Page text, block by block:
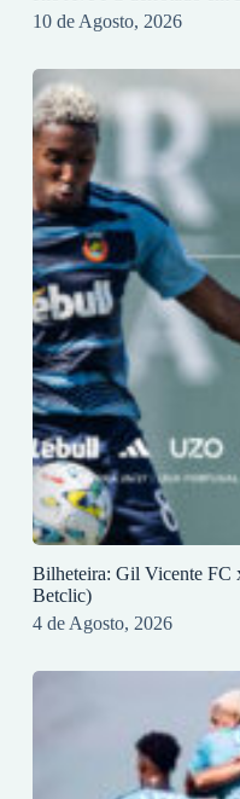
10 de Agosto, 2026
Bilheteira: Gil Vicente FC
Betclic)
4 de Agosto, 2026